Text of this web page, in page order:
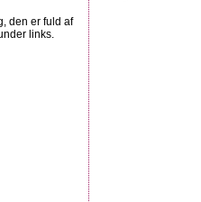
den er fuld af
links.